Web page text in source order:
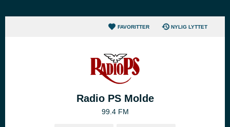
FAVORITTER NYLIG LYTTET
Radio PS Molde
99.4 FM